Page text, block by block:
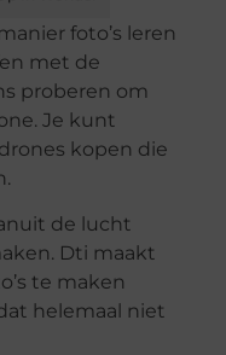
foto’s leren
met de
proberen om
Je kunt
kopen die
de lucht
Dti maakt
te maken
helemaal niet